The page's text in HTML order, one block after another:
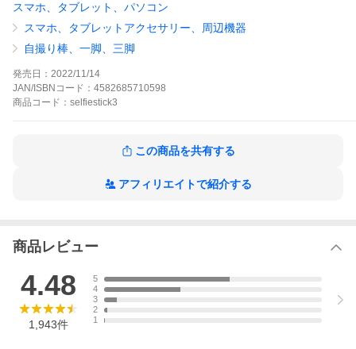
■商品詳細：
・素材：ABS+ステンレス
・サイズ：最小約10cm、最大約70cm
・重さ：130g
自撮り棒 三脚 iphone セルカ棒 bluetooth 軽量 三脚付き 長い スマ
ホスタンド 三脚スタンド リモコン付き 自撮り iPhone インスタ
スタンド アンドロイド スマホ三脚 リモコン じどり 撮影用 夏休
休暇
*arrows（アローズ）及びY！モバイルの「かんたんスマホ」は当
【sheldonスマホ・PC用品シリーズ】※気になる画像はタップ！
スマホ、タブレット、パソコン
スマホ、タブレットアクセサリー、周辺機器
自撮り棒、一脚、三脚
発売日： 2022/11/14
JAN/ISBNコード： 4582685710598
商品 コード： selfiestick3
この商品を共有する
アフィリエイトで紹介する
商品レビュー
4.48
1,943件
5
4
3
2
1